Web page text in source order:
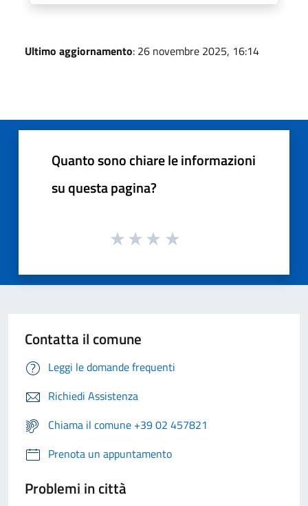
Ultimo aggiornamento: 26 novembre 2025, 16:14
Quanto sono chiare le informazioni
su questa pagina?
Contatta il comune
Leggi le domande frequenti
Richiedi Assistenza
Chiama il comune +39 02 457821
Prenota un appuntamento
Problemi in città